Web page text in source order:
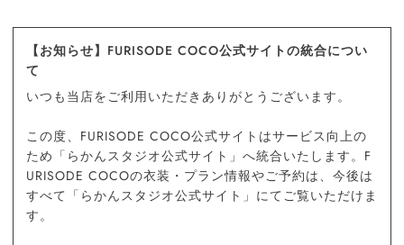
【お知らせ】FURISODE COCO公式サイトの統合につい
て
いつも当店をご利用いただきありがとうございます。
この度、FURISODE COCO公式サイトはサービス向上の
ため「らかんスタジオ公式サイト」へ統合いたします。F
URISODE COCOの衣装・プラン情報やご予約は、今後は
すべて「らかんスタジオ公式サイト」にてご覧いただけま
す。